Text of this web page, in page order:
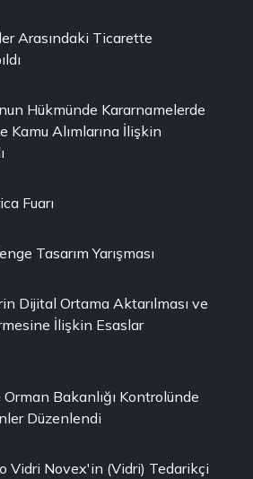
Arasındaki Ticarette
Hükmünde Kararnamelerde
Kamu Alımlarına İlişkin
Fuarı
Tasarım Yarışması
Dijital Ortama Aktarılması ve
İlişkin Esaslar
Bakanlığı Kontrolünde
Düzenlendi
Vidri Novex'in (Vidri) Tedarikçi